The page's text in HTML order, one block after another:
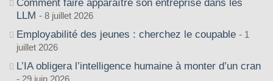
Comment faire apparaître son entreprise dans les
LLM
8 juillet 2026
Employabilité des jeunes : cherchez le coupable
1
juillet 2026
L’IA obligera l’intelligence humaine à monter d’un cran
29 juin 2026